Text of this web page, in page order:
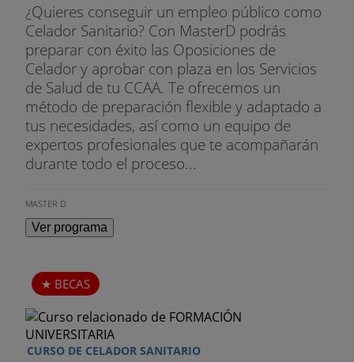
¿Quieres conseguir un empleo público como
Celador Sanitario? Con MasterD podrás
preparar con éxito las Oposiciones de
Celador y aprobar con plaza en los Servicios
de Salud de tu CCAA. Te ofrecemos un
método de preparación flexible y adaptado a
tus necesidades, así como un equipo de
expertos profesionales que te acompañarán
durante todo el proceso...
MASTER D
Ver programa
BECAS
CURSO DE CELADOR SANITARIO